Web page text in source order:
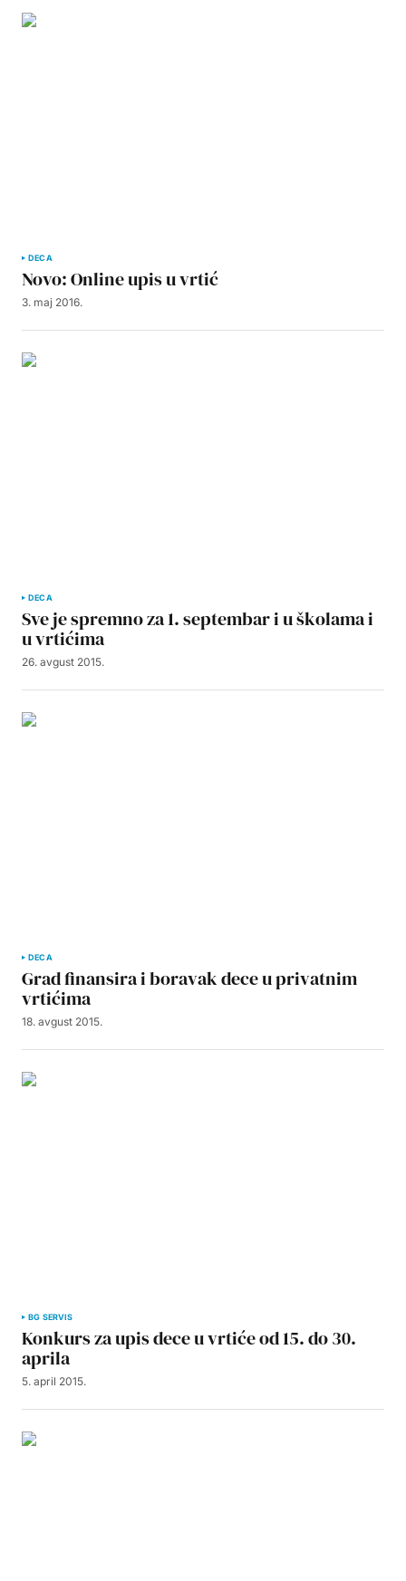
DECA
Novo: Online upis u vrtić
3. maj 2016.
DECA
Sve je spremno za 1. septembar i u školama i
u vrtićima
26. avgust 2015.
DECA
Grad finansira i boravak dece u privatnim
vrtićima
18. avgust 2015.
BG SERVIS
Konkurs za upis dece u vrtiće od 15. do 30.
aprila
5. april 2015.